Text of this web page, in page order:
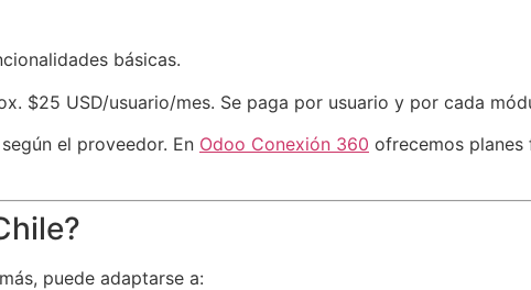
básicas.
$25 USD/usuario/mes. Se paga por usuario y por cada
el proveedor. En Odoo Conexión 360 ofrecemos planes
puede adaptarse a: